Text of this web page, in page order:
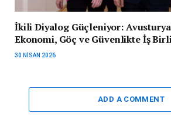
İkili Diyalog Güçleniyor:
Ekonomi, Göç ve Güvenlikte İş
30 NISAN 2026
ADD A COMMENT